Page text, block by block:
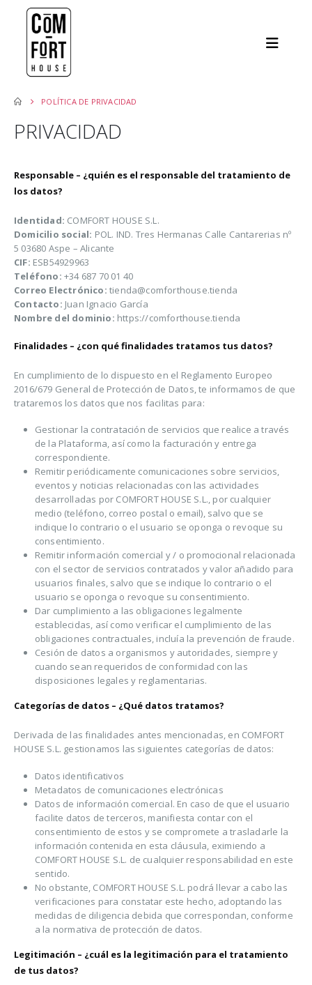
POLÍTICA DE PRIVACIDAD
PRIVACIDAD
Responsable – ¿quién es el responsable del tratamiento de
los datos?
Identidad: COMFORT HOUSE S.L.
Domicilio social: POL. IND. Tres Hermanas Calle Cantarerias nº
5 03680 Aspe – Alicante
CIF: ESB54929963
Teléfono: +34 687 70 01 40
Correo Electrónico: tienda@comforthouse.tienda
Contacto: Juan Ignacio García
Nombre del dominio: https://comforthouse.tienda
Finalidades – ¿con qué finalidades tratamos tus datos?
En cumplimiento de lo dispuesto en el Reglamento Europeo
2016/679 General de Protección de Datos, te informamos de que
trataremos los datos que nos facilitas para:
Gestionar la contratación de servicios que realice a través
de la Plataforma, así como la facturación y entrega
correspondiente.
Remitir periódicamente comunicaciones sobre servicios,
eventos y noticias relacionadas con las actividades
desarrolladas por COMFORT HOUSE S.L., por cualquier
medio (teléfono, correo postal o email), salvo que se
indique lo contrario o el usuario se oponga o revoque su
consentimiento.
Remitir información comercial y / o promocional relacionada
con el sector de servicios contratados y valor añadido para
usuarios finales, salvo que se indique lo contrario o el
usuario se oponga o revoque su consentimiento.
Dar cumplimiento a las obligaciones legalmente
establecidas, así como verificar el cumplimiento de las
obligaciones contractuales, incluía la prevención de fraude.
Cesión de datos a organismos y autoridades, siempre y
cuando sean requeridos de conformidad con las
disposiciones legales y reglamentarias.
Categorías de datos – ¿Qué datos tratamos?
Derivada de las finalidades antes mencionadas, en COMFORT
HOUSE S.L. gestionamos las siguientes categorías de datos:
Datos identificativos
Metadatos de comunicaciones electrónicas
Datos de información comercial. En caso de que el usuario
facilite datos de terceros, manifiesta contar con el
consentimiento de estos y se compromete a trasladarle la
información contenida en esta cláusula, eximiendo a
COMFORT HOUSE S.L. de cualquier responsabilidad en este
sentido.
No obstante, COMFORT HOUSE S.L. podrá llevar a cabo las
verificaciones para constatar este hecho, adoptando las
medidas de diligencia debida que correspondan, conforme
a la normativa de protección de datos.
Legitimación – ¿cuál es la legitimación para el tratamiento
de tus datos?